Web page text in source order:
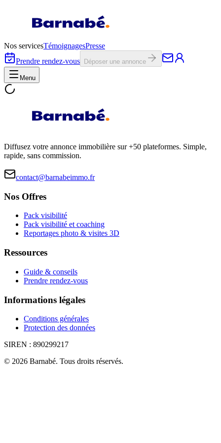
Nos servicesTémoignagesPresse
Prendre rendez-vous
Déposer une annonce
Menu
Diffusez votre annonce immobilière sur +50 plateformes. Simple,
rapide, sans commission.
contact@barnabeimmo.fr
Nos Offres
Pack visibilité
Pack visibilité et coaching
Reportages photo & visites 3D
Ressources
Guide & conseils
Prendre rendez-vous
Informations légales
Conditions générales
Protection des données
SIREN : 890299217
© 2026 Barnabé. Tous droits réservés.